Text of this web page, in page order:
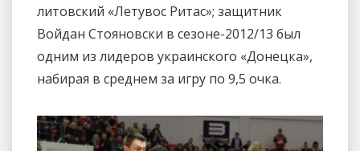
литовский «Летувос Ритас»; защитник
Войдан Стояновски в сезоне-2012/13 был
одним из лидеров украинского «Донецка»,
набирая в среднем за игру по 9,5 очка.